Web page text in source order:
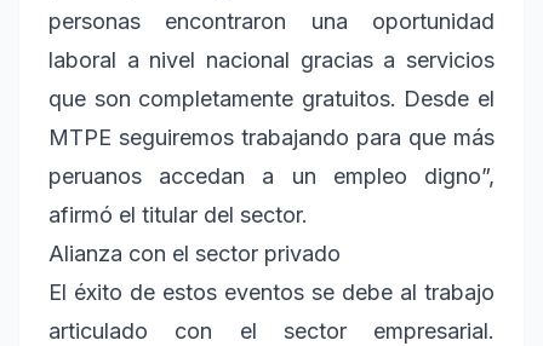
personas encontraron una oportunidad
laboral a nivel nacional gracias a servicios
que son completamente gratuitos. Desde el
MTPE seguiremos trabajando para que más
peruanos accedan a un empleo digno”,
afirmó el titular del sector.
Alianza con el sector privado
El éxito de estos eventos se debe al trabajo
articulado con el sector empresarial.